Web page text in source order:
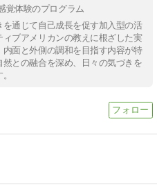
覚体験のプログラム
通じて自己成長を促す加入型の活
ブアメリカンの教えに根ざした実
面と外側の調和を目指す内容が特
との融合を深め、日々の気づきを